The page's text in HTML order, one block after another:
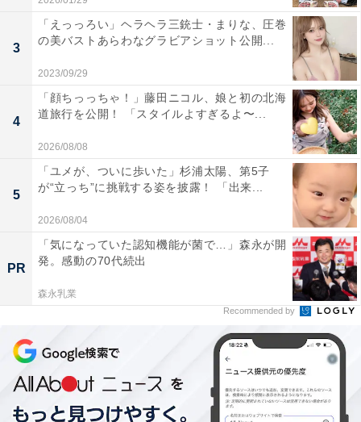
3
「えっっろい」ヘラヘラ三銃士・まりな、圧巻
の美バストあらわなグラビアショット公開...
2023/09/29
4
「顔ちっっちゃ！」藤田ニコル、娘と初の北海
道旅行を公開！ 「スタイルよすぎるよ〜...
2026/08/08
5
「ユメが、ついに歩いた」杉浦太陽、第5子
が“立っち”に挑戦する姿を披露！ 「出来...
2026/08/04
PR
「気になっていた認知機能が菌で…」森永が開
発。感動の70代続出
森永乳業
Recommended by